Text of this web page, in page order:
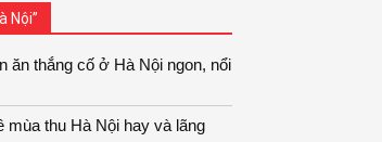
Nội”
ăn thắng cố ở Hà Nội ngon, nổi
mùa thu Hà Nội hay và lãng